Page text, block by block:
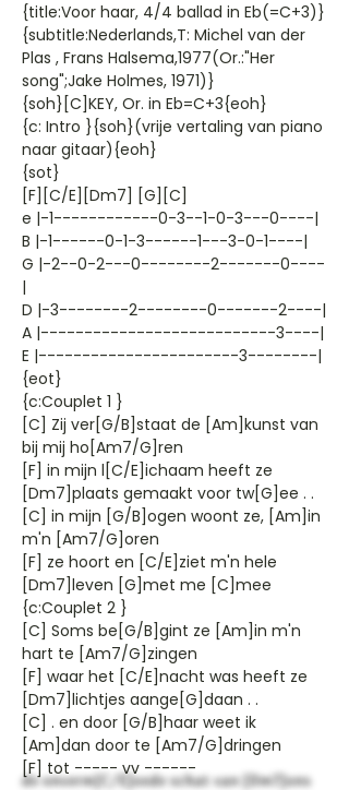
{title:Voor haar, 4/4 ballad in Eb(=C+3)}
{subtitle:Nederlands,T: Michel van der
Plas , Frans Halsema,1977(Or.:"Her
song";Jake Holmes, 1971)}
{soh}[C]KEY, Or. in Eb=C+3{eoh}
{c: Intro }{soh}(vrije vertaling van piano
naar gitaar){eoh}
{sot}
[F][C/E][Dm7] [G][C]
e |-1------------0-3--1-0-3---0----|
B |-1------0-1-3------1---3-0-1----|
G |-2--0-2---0--------2-------0----
|
D |-3--------2--------0-------2----|
A |---------------------------3----|
E |-----------------------3--------|
{eot}
{c:Couplet 1 }
[C] Zij ver[G/B]staat de [Am]kunst van
bij mij ho[Am7/G]ren
[F] in mijn l[C/E]ichaam heeft ze
[Dm7]plaats gemaakt voor tw[G]ee . .
[C] in mijn [G/B]ogen woont ze, [Am]in
m'n [Am7/G]oren
[F] ze hoort en [C/E]ziet m'n hele
[Dm7]leven [G]met me [C]mee
{c:Couplet 2 }
[C] Soms be[G/B]gint ze [Am]in m'n
hart te [Am7/G]zingen
[F] waar het [C/E]nacht was heeft ze
[Dm7]lichtjes aange[G]daan . .
[C] . en door [G/B]haar weet ik
[Am]dan door te [Am7/G]dringen
[F] tot ----- vv ------
de onverm[C/E]oede schat van [Dm7]ons